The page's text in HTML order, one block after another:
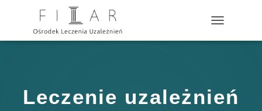
R
C
Z
Leczenie uzależnień